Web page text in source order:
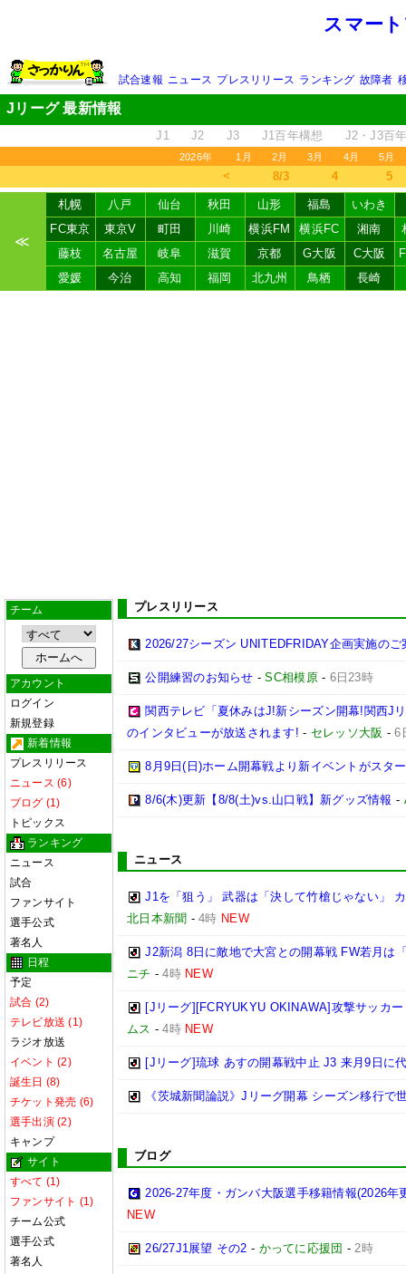
スマー
試合速報 ニュース プレスリリース ランキング 故障者
Jリーグ 最新情報
J1 J2 J3 J1百年構想 J2・J3百
2026年 1月 2月 3月 4月 5月
＜ 8/3 4 5
≪
札幌 八戸 仙台 秋田 山形 福島
いわき
FC東京
東京V 町田 川崎 横浜FM 横浜FC 湘南
藤枝
名古屋 岐阜 滋賀 京都 G大阪 C大阪
愛媛
今治 高知 福岡 北九州 鳥栖 長崎
チーム
アカウント
ログイン
新規登録
新着情報
プレスリリース
ニュース (6)
ブログ (1)
トピックス
ランキング
ニュース
試合
ファンサイト
選手公式
著名人
日程
予定
試合 (2)
テレビ放送 (1)
ラジオ放送
イベント (2)
誕生日 (8)
チケット発売 (6)
選手出演 (2)
キャンプ
サイト
すべて (1)
ファンサイト (1)
チーム公式
選手公式
著名人
プレスリリース
2026/27シーズン UNITEDFRIDAY企画実施のご
公開練習のお知らせ -SC相模原- 6日23時
関西テレビ「夏休みはJ!新シーズン開幕!関西J
のインタビューが放送されます! - セレッソ大阪 -6
8月9日(日)ホーム開幕戦より新イベントがスタ
8/6(木)更新【8/8(土)vs.山口戦】新グッズ情報 -
ニュース
J1を「狙う」 武器は「決して竹槍じゃない」
北日本新聞 -4時 NEW
J2新潟 8日に敵地で大宮との開幕戦 FW若月は
ニチ -4時 NEW
[Jリーグ][FCRYUKYU OKINAWA]攻撃サッカ
ムス -4時 NEW
[Jリーグ]琉球 あすの開幕戦中止 J3 来月9日に
《茨城新聞論説》Jリーグ開幕 シーズン移行で
ブログ
2026-27年度・ガンバ大阪選手移籍情報(2026年
NEW
26/27J1展望 その2 - かってに応援団 -2時